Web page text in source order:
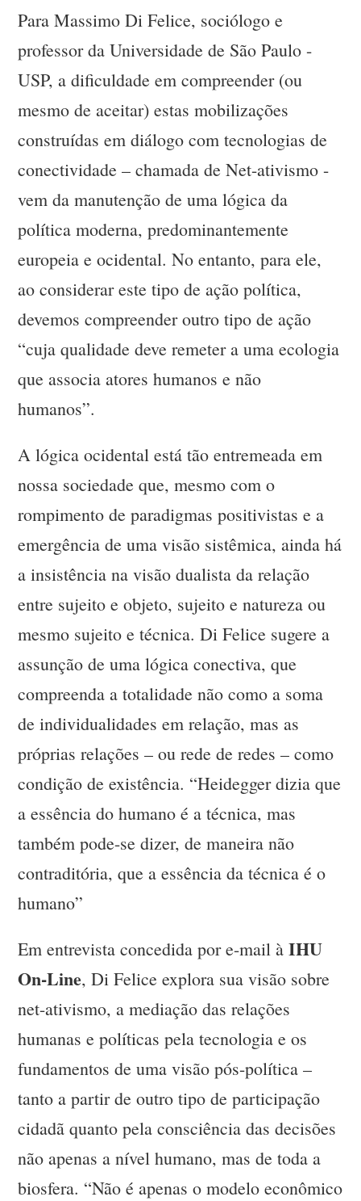
Para Massimo Di Felice, sociólogo e
professor da Universidade de São Paulo -
USP, a dificuldade em compreender (ou
mesmo de aceitar) estas mobilizações
construídas em diálogo com tecnologias de
conectividade – chamada de Net-ativismo -
vem da manutenção de uma lógica da
política moderna, predominantemente
europeia e ocidental. No entanto, para ele,
ao considerar este tipo de ação política,
devemos compreender outro tipo de ação
“cuja qualidade deve remeter a uma ecologia
que associa atores humanos e não
humanos”.
A lógica ocidental está tão entremeada em
nossa sociedade que, mesmo com o
rompimento de paradigmas positivistas e a
emergência de uma visão sistêmica, ainda há
a insistência na visão dualista da relação
entre sujeito e objeto, sujeito e natureza ou
mesmo sujeito e técnica. Di Felice sugere a
assunção de uma lógica conectiva, que
compreenda a totalidade não como a soma
de individualidades em relação, mas as
próprias relações – ou rede de redes – como
condição de existência. “Heidegger dizia que
a essência do humano é a técnica, mas
também pode-se dizer, de maneira não
contraditória, que a essência da técnica é o
humano”
Em entrevista concedida por e-mail àIHU
On-Line, Di Felice explora sua visão sobre
net-ativismo, a mediação das relações
humanas e políticas pela tecnologia e os
fundamentos de uma visão pós-política –
tanto a partir de outro tipo de participação
cidadã quanto pela consciência das decisões
não apenas a nível humano, mas de toda a
biosfera. “Não é apenas o modelo econômico